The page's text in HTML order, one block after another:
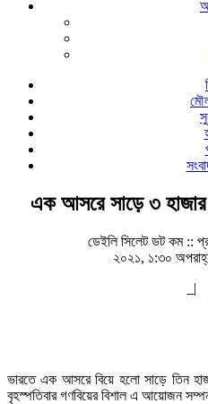
এক আসরে সাড়ে ৩ হাজার
ডেইলি সিলেট ডট কম ::
২০২১, ১:৩০
|
ভারতে এক আসরে বিয়ে হলো সাড়ে তিন
বৃহস্পতিবার গণবিয়ের বিশাল এ আয়োজন